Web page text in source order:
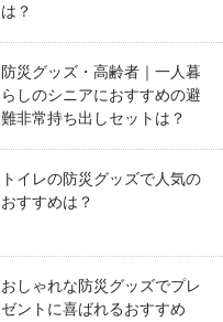
は？
防災グッズ・高齢者｜一人暮
らしのシニアにおすすめの避
難非常持ち出しセットは？
トイレの防災グッズで人気の
おすすめは？
おしゃれな防災グッズでプレ
ゼントに喜ばれるおすすめ